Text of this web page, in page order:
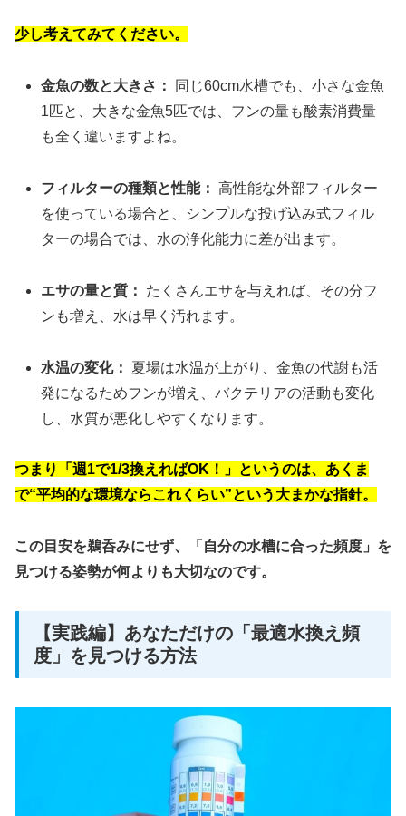
少し考えてみてください。
金魚の数と大きさ：
同じ60cm水槽でも、小さな金魚
1匹と、大きな金魚5匹では、フンの量も酸素消費量
も全く違いますよね。
フィルターの種類と性能： 高性能な外部フィルター
を使っている場合と、シンプルな投げ込み式フィル
ターの場合では、水の浄化能力に差が出ます。
エサの量と質：
たくさんエサを与えれば、その分フ
ンも増え、水は早く汚れます。
水温の変化：
夏場は水温が上がり、金魚の代謝も活
発になるためフンが増え、バクテリアの活動も変化
し、水質が悪化しやすくなります。
つまり「週1で1/3換えればOK！」というのは、あくま
で“平均的な環境ならこれくらい”という大まかな指針。
この目安を鵜呑みにせず、「自分の水槽に合った頻度」を
見つける姿勢が何よりも大切なのです。
【実践編】あなただけの「最適水換え頻
度」を見つける方法